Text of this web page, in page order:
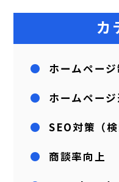
カ
ホームペー
ホームページ
SEO対策（
商談率向上